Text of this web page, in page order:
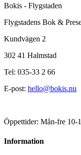
Bokis - Flygstaden
Flygstadens Bok &
Kundvägen 2
302 41 Halmstad
Tel: 035-33 2 66
E-post: hello@bokis.nu
Öppettider: Mån-fre 10-
Information